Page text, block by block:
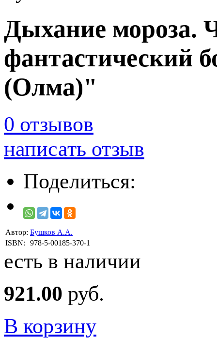
Дыхание мороза.
фантастический
(Олма)"
0 отзывов
написать отзыв
Поделиться:
Автор: Бушков А.А.
ISBN:
978-5-00185-370-1
есть в наличии
921.00 руб.
В корзину